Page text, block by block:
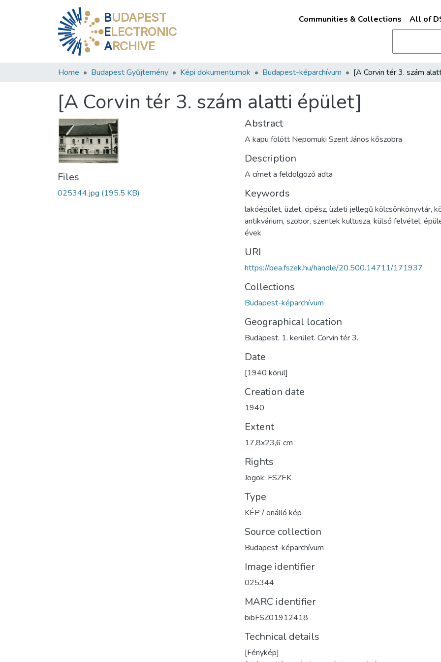
BUDAPEST
ELECTRONIC
ARCHIVE
Communities & Collections All of
Home Budapest Gyűjtemény Képi dokumentumok Budapest-képarchívum
[A Corvin tér 3. szám alatti épület]
Files
025344.jpg (195.5 KB)
Abstract
A kapu fölött Nepomuki Szent János kőszobra
Description
A címet a feldolgozó adta
Keywords
lakóépület, üzlet, cipész, üzleti jellegű kölcsönkönyvtár,
antikvárium, szobor, szentek kultusza, külső felvétel,
évek
URI
https://bea.fszek.hu/handle/20.500.14711/171937
Collections
Budapest-képarchívum
Geographical location
Budapest. 1. kerület. Corvin tér 3.
Date
[1940 körül]
Creation date
1940
Extent
17,8x23,6 cm
Rights
Jogok: FSZEK
Type
KÉP / önálló kép
Source collection
Budapest-képarchívum
Image identifier
025344
MARC identifier
bibFSZ01912418
Technical details
[Fénykép]